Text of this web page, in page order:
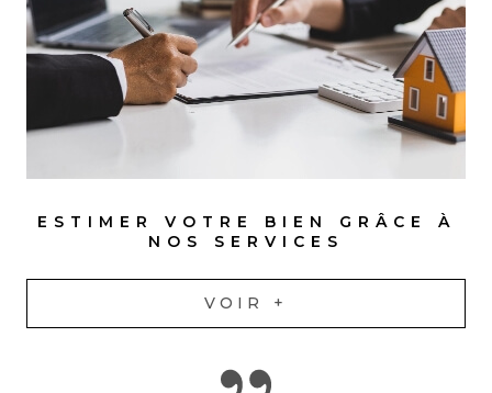
ESTIMER VOTRE BIEN GRÂCE À
NOS SERVICES
VOIR +